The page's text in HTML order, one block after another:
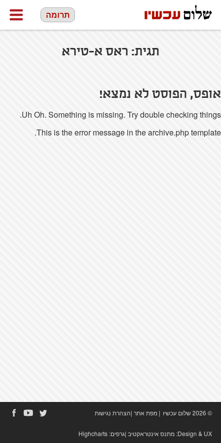
תרומה
תגית: ראס א-טירא
אופס, הפוסט לא נמצא!
Uh Oh. Something is missing. Try double checking things.
This is the error message in the archive.php template.
© 2026 שלום עכשיו | מפת אתר|הצהרת נגישות
Design & UX: מתנס אינטראקטיב|גרפים: Highcharts